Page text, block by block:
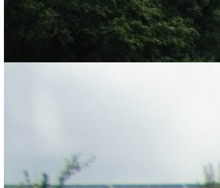
Installation d’ombrières photovoltaïques au siège social du SIED 70
mardi 7 juillet 2026
INSTALLATION D’OMBRIÈRES PHOTOVOLTAÏQUES AU
SIÈGE SOCIAL DU SIED 70 DANS UNE LOGIQUE DE
RENFORCEMENT DE SON AUTONOMIE ÉNERGÉTIQUE
ET DE MAÎTRISE DE SES DÉPENSES, LE SIED 70 A
Inauguration du parc photovoltaïque des Roches Bleues